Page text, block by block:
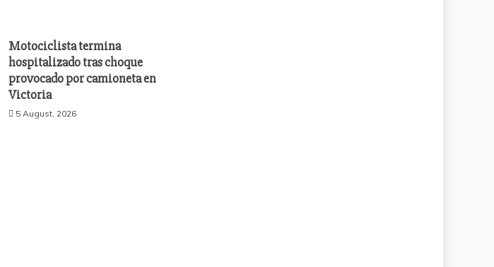
Motociclista termina
hospitalizado tras choque
provocado por camioneta en
Victoria
5 August, 2026